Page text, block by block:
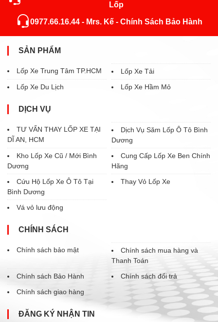
Lốp
0977.66.16.44 - Mrs. Kế - Chính Sách Bảo Hành
SẢN PHẨM
Lốp Xe Trung Tâm TP.HCM
Lốp Xe Tải
Lốp Xe Du Lịch
Lốp Xe Hầm Mỏ
DỊCH VỤ
TƯ VẤN THAY LỐP XE TẠI
DĨ AN, HCM
Dịch Vụ Săm Lốp Ô Tô Bình
Dương
Kho Lốp Xe Cũ / Mới Bình
Dương
Cung Cấp Lốp Xe Ben Chính
Hãng
Cứu Hộ Lốp Xe Ô Tô Tại
Bình Dương
Thay Vỏ Lốp Xe
Vá vỏ lưu động
CHÍNH SÁCH
Chính sách bảo mật
Chính sách mua hàng và
Thanh Toán
Chính sách Bảo Hành
Chính sách đổi trả
Chính sách giao hàng
ĐĂNG KÝ NHẬN TIN